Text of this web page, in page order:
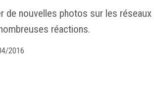
de nouvelles photos sur les réseaux
réactions.
2016